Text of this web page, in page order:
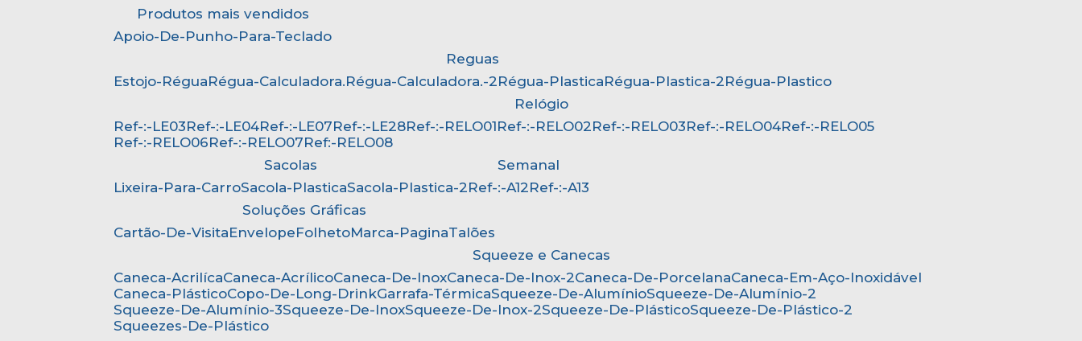
Produtos mais vendidos
Apoio-De-Punho-Para-Teclado
Reguas
Estojo-Régua
Régua-Calculadora. Régua-Calculadora.-2 Régua-Plastica Régua-Plastica-2
Régua-Plastico
Relógio
Ref-:-LE03
Ref-:-LE04 Ref-:-LE07 Ref-:-LE28 Ref-:-RELO01 Ref-:-RELO02 Ref-:-RELO03 Ref-:-RELO04
Ref-:-RELO05
Ref-:-RELO06
Ref-:-RELO07
Ref:-RELO08
Sacolas
Lixeira-Para-Carro Sacola-Plastica Sacola-Plastica-2
Semanal
Ref-:-A12
Ref-:-A13
Soluções Gráficas
Cartão-De-Visita
Envelope Folheto Marca-Pagina
Talões
Squeeze e Canecas
Caneca-Acrilíca
Caneca-Acrílico Caneca-De-Inox Caneca-De-Inox-2 Caneca-De-Porcelana
Caneca-Em-Aço-Inoxidável
Caneca-Plástico
Copo-De-Long-Drink Garrafa-Térmica Squeeze-De-Alumínio Squeeze-De-Alumínio-2
Squeeze-De-Alumínio-3
Squeeze-De-Inox Squeeze-De-Inox-2 Squeeze-De-Plástico Squeeze-De-Plástico-2
Squeezes-De-Plástico